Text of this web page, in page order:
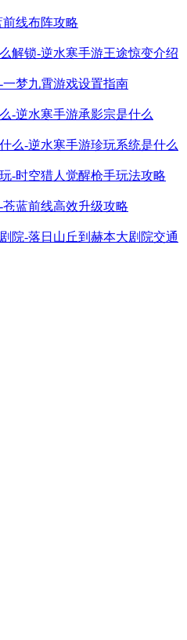
线布阵攻略
解锁-逆水寒手游王途惊变介绍
梦九霄游戏设置指南
-逆水寒手游承影宗是什么
么-逆水寒手游珍玩系统是什么
-时空猎人觉醒枪手玩法攻略
蓝前线高效升级攻略
院-落日山丘到赫本大剧院交通